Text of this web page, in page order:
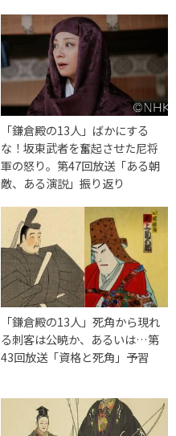
「鎌倉殿の13人」ばかにする
な！坂東武者を奮起させた尼将
軍の怒り。第47回放送「ある朝
敵、ある演説」振り返り
「鎌倉殿の13人」死角から現れ
る刺客は公暁か、あるいは…第
43回放送「資格と死角」予習